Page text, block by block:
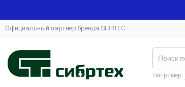
Официальный партнер бренда SIBRTEC
Например: